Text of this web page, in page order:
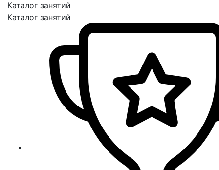
Каталог занятий
Каталог занятий